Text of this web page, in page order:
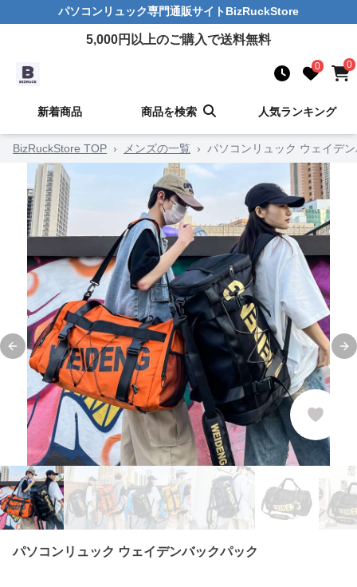
パソコンリュック専門通販サイト BizRuckStore
5,000円以上のご購入で送料無料
0 0
新着商品 商品を検索 人気ランキング
BizRuckStore TOP › メンズの一覧 › パソコンリュック ウェイデ
Previous slide
パソコンリュック ウェイデンバックパック